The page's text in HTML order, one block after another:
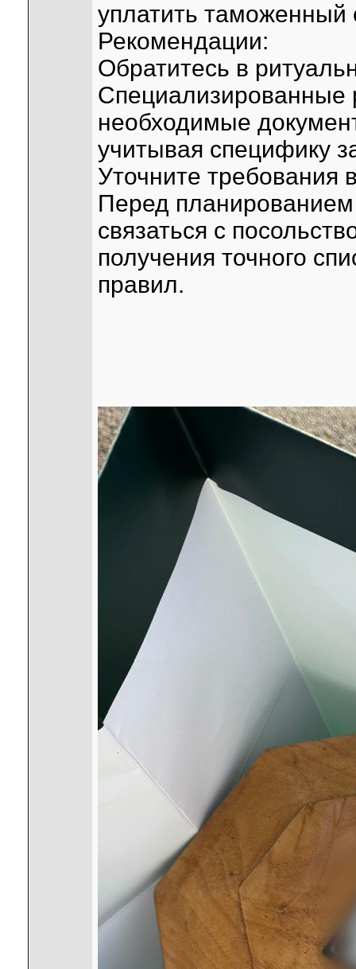
уплатить таможенный
Рекомендации:
Обратитесь в
Специализированные
необходимые
учитывая специфику
Уточните требования
Перед планированием
связаться с
получения точного
правил.